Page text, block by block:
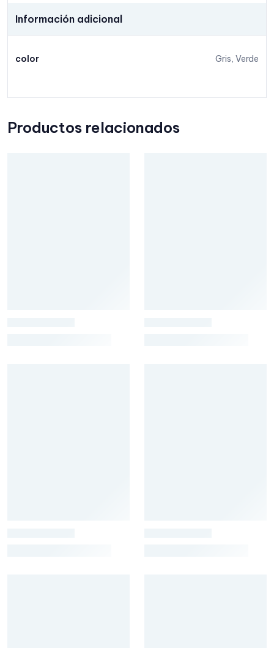
Información adicional
color Gris, Verde
Productos relacionados